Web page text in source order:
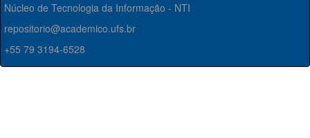
Núcleo de Tecnologia da Informação - NTI
repositorio@academico.ufs.br
+55 79 3194-6528